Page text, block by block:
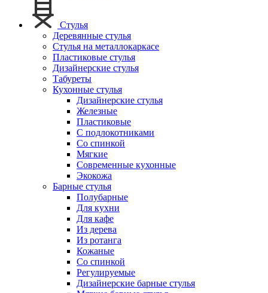
Стулья
Деревянные стулья
Стулья на металлокаркасе
Пластиковые стулья
Дизайнерские стулья
Табуреты
Кухонные стулья
Дизайнерские стулья
Железные
Пластиковые
С подлокотниками
Со спинкой
Мягкие
Современные кухонные
Экокожа
Барные стулья
Полубарные
Для кухни
Для кафе
Из дерева
Из ротанга
Кожаные
Со спинкой
Регулируемые
Дизайнерские барные стулья